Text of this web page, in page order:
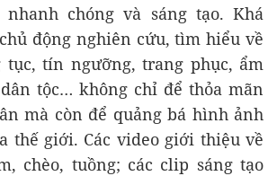
chóng và sáng tạo. Khá
động nghiên cứu, tìm hiểu về
tục, tín ngưỡng, trang phục, ẩm
tộc… không chỉ để thỏa mãn
mà còn để quảng bá hình ảnh
thế giới. Các video giới thiệu về
chèo, tuồng; các clip sáng tạo